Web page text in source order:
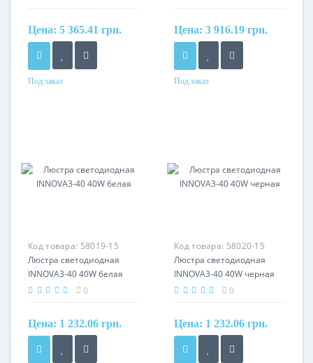
Цена: 5 365.41 грн.
Под заказ
Цена: 3 916.19 грн.
Под заказ
Код товара: 58019-15
Люстра светодиодная
INNOVA3-40 40W белая
0
Цена: 1 232.06 грн.
Код товара: 58020-15
Люстра светодиодная
INNOVA3-40 40W черная
0
Цена: 1 232.06 грн.